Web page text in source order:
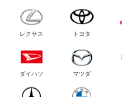
レクサス トヨタ
ダイハツ マツダ